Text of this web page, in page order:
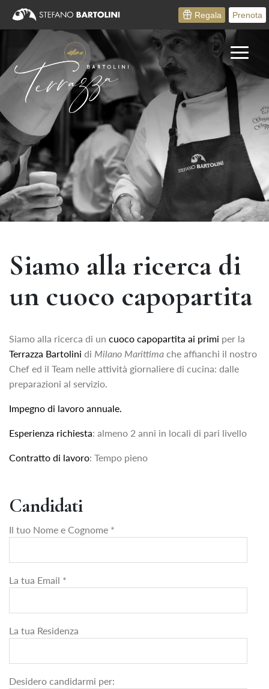
Home
Prenota
Cene evento
Menù e Vini
Menù al Buio
Regala
Contatti
Lavora con noi
Regala Prenota
Siamo alla ricerca di
un cuoco capopartita
Siamo alla ricerca di un cuoco capopartita ai primi per la
Terrazza Bartolini di Milano Marittimache affianchi il nostro
Chef ed il Team nelle attività giornaliere di cucina: dalle
preparazioni al servizio.
Impegno di lavoro annuale.
Esperienza richiesta: almeno 2 anni in locali di pari livello
Contratto di lavoro: Tempo pieno
Candidati
Il tuo Nome e Cognome *
La tua Email *
La tua Residenza
Desidero candidarmi per: